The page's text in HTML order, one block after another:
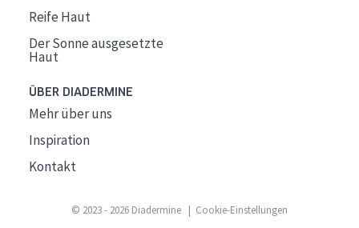
Reife Haut
Der Sonne ausgesetzte
Haut
ÜBER DIADERMINE
Mehr über uns
Inspiration
Kontakt
© 2023 - 2026 Diadermine Cookie-Einstellungen